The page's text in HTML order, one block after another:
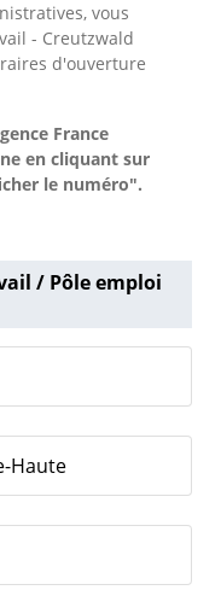
vous
- Creutzwald
d'ouverture
France
en cliquant sur
le numéro".
/ Pôle emploi
Haute